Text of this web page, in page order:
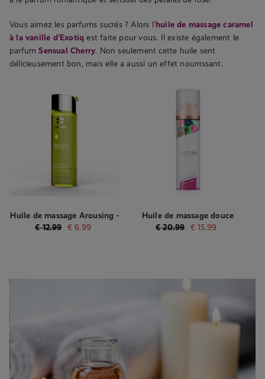
Vous aimez les parfums sucrés ? Alors l’huile de massage caramel
à la vanille d’Exotiq est faite pour vous. Il existe également le
parfumSensual Cherry. Non seulement cette huile sent
délicieusement bon, mais elle a aussi un effet nourrissant.
Huile de massage Arousing -
75 ml
€12.99 € 6.99
Huile de massage douce
Sensual Cherry - 100 ml
€20.99 € 15.99